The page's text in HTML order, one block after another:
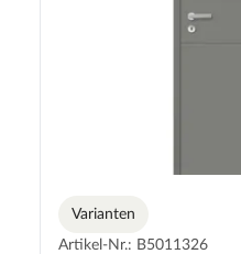
Varianten
Artikel-Nr.: B5011326